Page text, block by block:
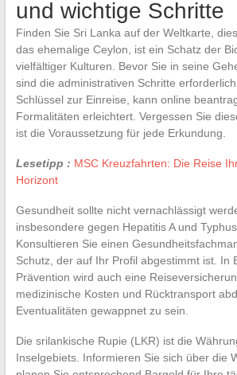
und wichtige Schritte
Finden Sie Sri Lanka auf der Weltkarte,
das ehemalige Ceylon, ist ein Schatz der
vielfältiger Kulturen. Bevor Sie in seine
sind die administrativen Schritte erforderlich.
Schlüssel zur Einreise, kann online
Formalitäten erleichtert. Vergessen Sie
ist die Voraussetzung für jede Erkundung.
Lesetipp : MSC Kreuzfahrten: Die Reise
Horizont
Gesundheit sollte nicht vernachlässigt
insbesondere gegen Hepatitis A und
Konsultieren Sie einen
Schutz, der auf Ihr Profil abgestimmt ist. In
Prävention wird auch eine
medizinische Kosten und Rücktransport
Eventualitäten gewappnet zu sein.
Die srilankische Rupie (LKR) ist die
Inselgebiets. Informieren Sie sich über die